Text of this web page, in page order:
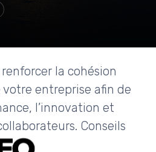
la cohésion
votre entreprise afin de
l’innovation et
Conseils